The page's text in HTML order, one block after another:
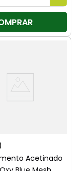
Acetinado